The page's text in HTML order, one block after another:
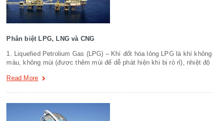
Phân biệt LPG, LNG và CNG
1. Liquefied Petrolium Gas (LPG) – Khí đốt hóa lỏng LPG là khí không
màu, không mùi (được thêm mùi để dễ phát hiện khi bị rò rỉ), nhiệt độ
Read More